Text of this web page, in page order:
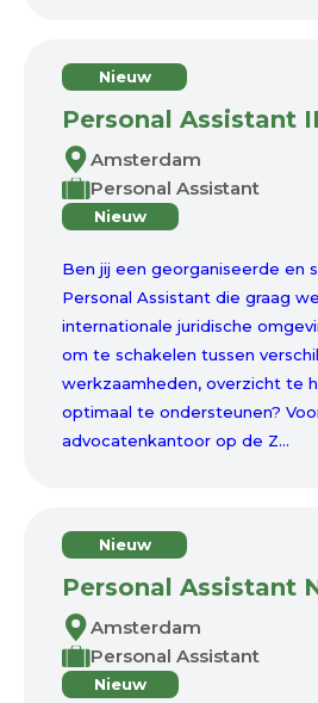
Nieuw
Personal Assistant
Amsterdam
Personal Assistant
Nieuw
Ben jij een georganiseerde en
Personal Assistant die graag
internationale juridische
om te schakelen tussen
werkzaamheden, overzicht te
optimaal te ondersteunen?
advocatenkantoor op de Z...
Nieuw
Personal Assistant
Amsterdam
Personal Assistant
Nieuw